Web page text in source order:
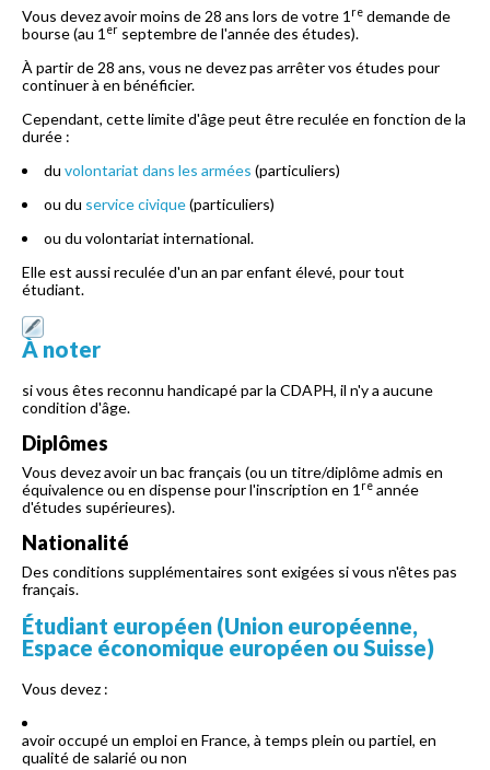
Vous devez avoir moins de 28 ans lors de votre 1 re demande de
bourse (au 1 er septembre de l'année des études).
À partir de 28 ans, vous ne devez pas arrêter vos études pour
continuer à en bénéficier.
Cependant, cette limite d'âge peut être reculée en fonction de la
durée :
du volontariat dans les armées (particuliers)
ou du service civique(particuliers)
ou du volontariat international.
Elle est aussi reculée d'un an par enfant élevé, pour tout
étudiant.
À noter
si vous êtes reconnu handicapé par la CDAPH, il n'y a aucune
condition d'âge.
Diplômes
Vous devez avoir un bac français (ou un titre/diplôme admis en
équivalence ou en dispense pour l'inscription en 1 re année
d'études supérieures).
Nationalité
Des conditions supplémentaires sont exigées si vous n'êtes pas
français.
Étudiant européen (Union européenne,
Espace économique européen ou Suisse)
Vous devez :
avoir occupé un emploi en France, à temps plein ou partiel, en
qualité de salarié ou non